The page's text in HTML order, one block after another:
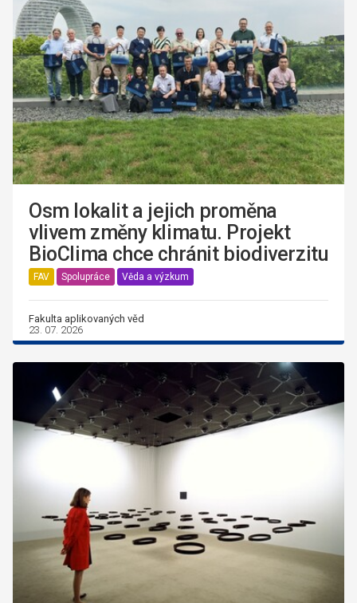
Osm lokalit a jejich proměna
vlivem změny klimatu. Projekt
BioClima chce chránit biodiverzitu
FAV Spolupráce Věda a výzkum
Fakulta aplikovaných věd
23. 07. 2026